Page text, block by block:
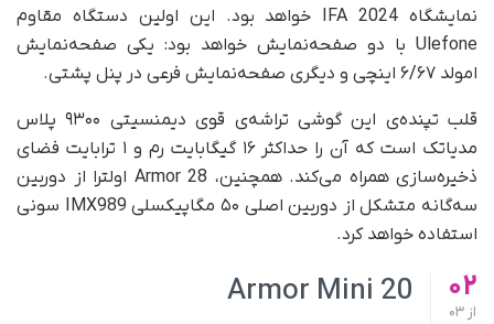
نمایشگاه IFA 2024 خواهد بود. این اولین دستگاه مقاوم
Ulefone با دو صفحه‌نمایش خواهد بود: یکی صفحه‌نمایش
امولد ۶/۶۷ اینچی و دیگری صفحه‌نمایش فرعی در پنل پشتی.
قلب تپنده‌ی این گوشی تراشه‌ی قوی دیمنسیتی ۹۳۰۰ پلاس
مدیاتک است که آن را حداکثر ۱۶ گیگابایت رم و ۱ ترابایت فضای
ذخیره‌سازی همراه می‌کند. همچنین، Armor 28 اولترا از دوربین
سه‌گانه متشکل از دوربین اصلی ۵۰ مگاپیکسلی IMX989 سونی
استفاده خواهد کرد.
02
از
Armor Mini 20